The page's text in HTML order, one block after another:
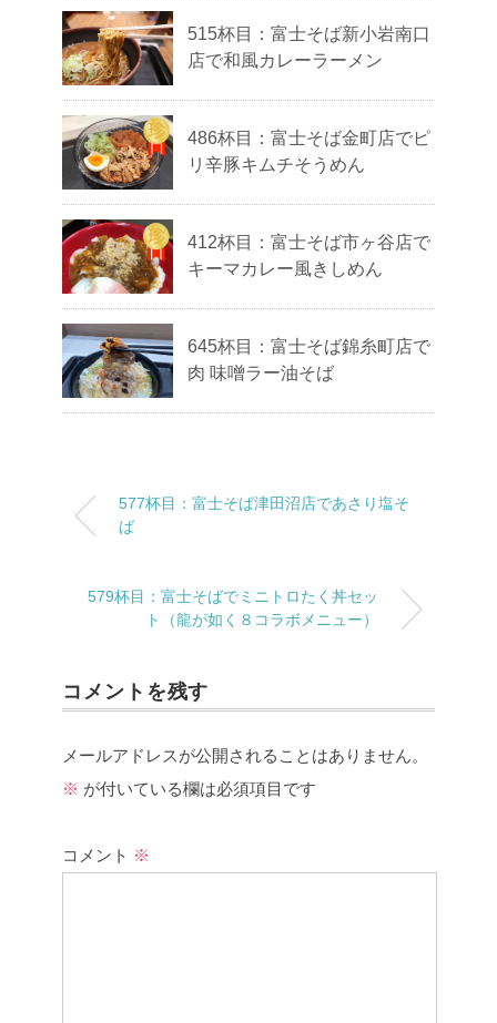
515杯目：富士そば新小岩南口
店で和風カレーラーメン
486杯目：富士そば金町店でピ
リ辛豚キムチそうめん
412杯目：富士そば市ヶ谷店で
キーマカレー風きしめん
645杯目：富士そば錦糸町店で
肉 味噌ラー油そば
577杯目：富士そば津田沼店であさり塩そ
ば
579杯目：富士そばでミニトロたく丼セッ
ト（龍が如く８コラボメニュー）
コメントを残す
メールアドレスが公開されることはありません。
※ が付いている欄は必須項目です
コメント ※